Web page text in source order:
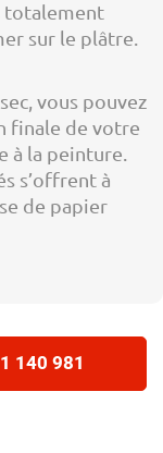
totalement
sur le plâtre.
vous pouvez
finale de votre
à la peinture.
s’offrent à
de papier
140 981